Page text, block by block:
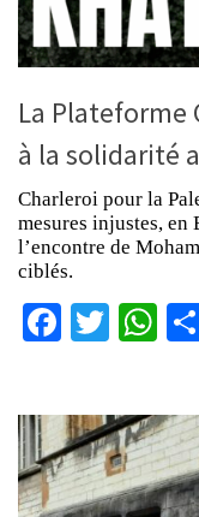
La Plateforme
à la solidarité
Charleroi pour la
mesures injustes, en
l’encontre de
ciblés.